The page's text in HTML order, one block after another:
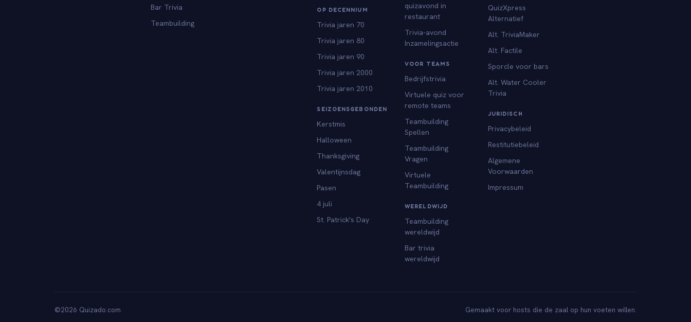
Bar Trivia
Teambuilding
OP DECENNIUM
Trivia jaren 70
Trivia jaren 80
Trivia jaren 90
Trivia jaren 2000
Trivia jaren 2010
SEIZOENSGEBONDEN
Kerstmis
Halloween
Thanksgiving
Valentijnsdag
Pasen
4 juli
St. Patrick's Day
quizavond in
restaurant
Trivia-avond
Inzamelingsactie
VOOR TEAMS
Bedrijfstrivia
Virtuele quiz voor
remote teams
Teambuilding
Spellen
Teambuilding
Vragen
Virtuele
Teambuilding
WERELDWIJD
Teambuilding
wereldwijd
Bar trivia
wereldwijd
QuizXpress
Alternatief
Alt. TriviaMaker
Alt. Factile
Sporcle voor bars
Alt. Water Cooler
Trivia
JURIDISCH
Privacybeleid
Restitutiebeleid
Algemene
Voorwaarden
Impressum
©2026 Quizado.com Gemaakt voor hosts die de zaal op hun voeten willen.